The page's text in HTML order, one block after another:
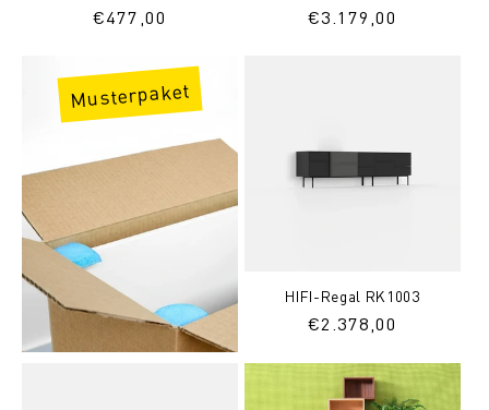
Normaler
€477,00
Normaler
€3.179,00
Musterpaket
HIFI-Regal RK1003
Normaler
€2.378,00